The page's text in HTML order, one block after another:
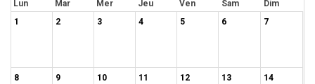
Lun Mar Mer Jeu Ven Sam
Dim
1
2 3 4 5 6 7
8 9 10 11 12 13 14